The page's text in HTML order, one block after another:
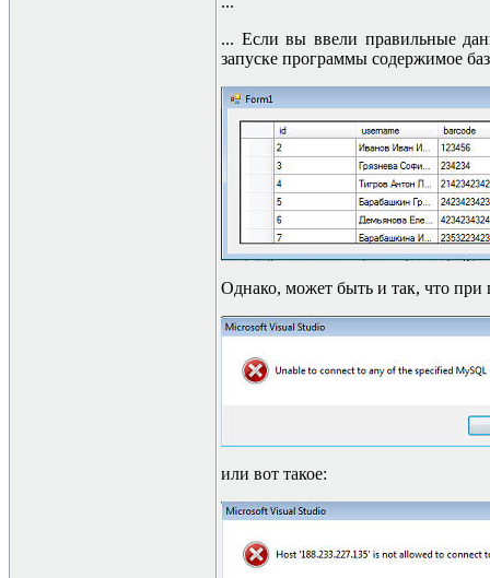
... Если вы ввели правильные
запуске программы содержимое
Однако, может быть и так, что
или вот такое: